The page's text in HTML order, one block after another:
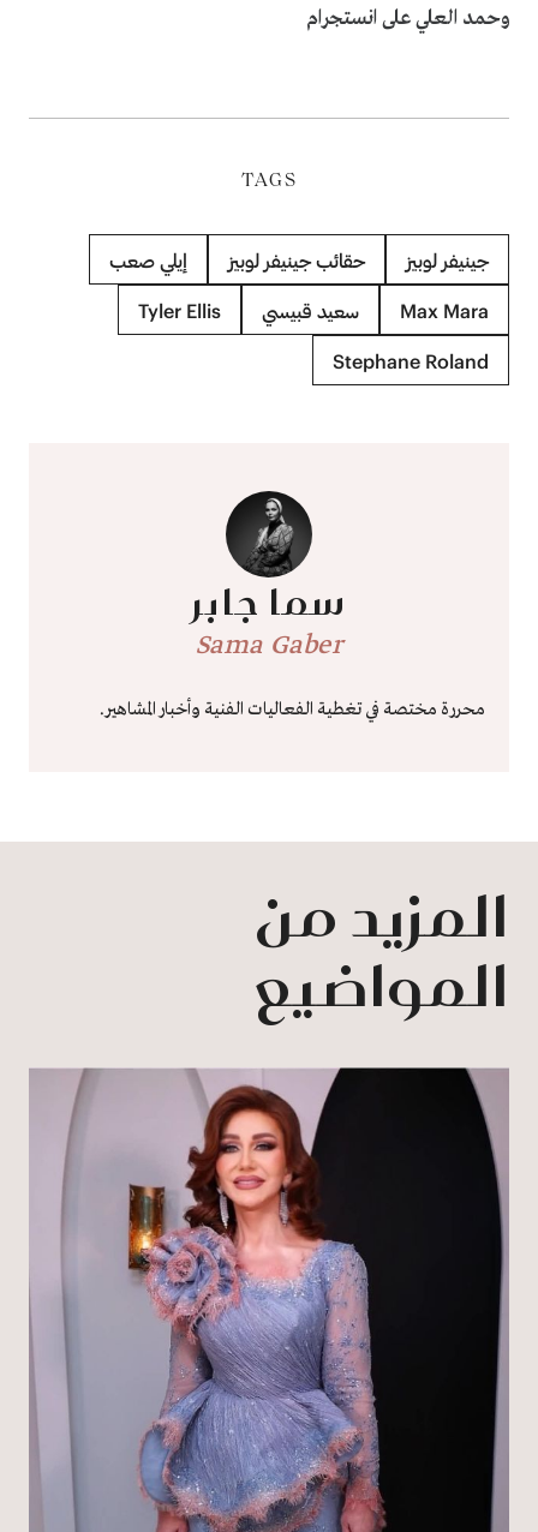
وحمد العلي على انستجرام
TAGS
جينيفر لوبيز حقائب جينيفر لوبيز إيلي صعب
Max Mara سعيد قبيسي Tyler Ellis
Stephane Roland
سما جابر
Sama Gaber
محررة مختصة في تغطية الفعاليات الفنية وأخبار المشاهير.
المزيد من
المواضيع